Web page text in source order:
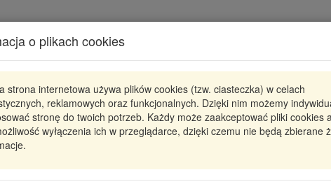
o plikach cookies
strona internetowa używa plików cookies (tzw. ciasteczka) w celach
reklamowych oraz funkcjonalnych. Dzięki nim możemy
stronę do twoich potrzeb. Każdy może zaakceptować pliki cookies
wyłączenia ich w przeglądarce, dzięki czemu nie będą zbierane
Karta produktu
RC2963 KYB
RC2963 KYBSPRĘŻYNA PRZÓD MITSUBISHI
Radzyń 0